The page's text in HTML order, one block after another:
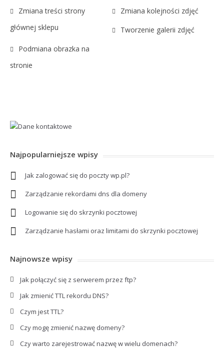
Zmiana treści strony
głównej sklepu
Zmiana kolejności zdjęć
Tworzenie galerii zdjęć
Podmiana obrazka na
stronie
Najpopularniejsze wpisy
Jak zalogować się do poczty wp.pl?
Zarządzanie rekordami dns dla domeny
Logowanie się do skrzynki pocztowej
Zarządzanie hasłami oraz limitami do skrzynki pocztowej
Najnowsze wpisy
Jak połączyć się z serwerem przez ftp?
Jak zmienić TTL rekordu DNS?
Czym jest TTL?
Czy mogę zmienić nazwę domeny?
Czy warto zarejestrować nazwę w wielu domenach?